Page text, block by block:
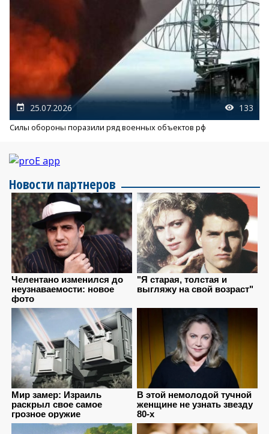
25.07.2026 133
Силы обороны поразили ряд военных объектов рф
Новости партнеров